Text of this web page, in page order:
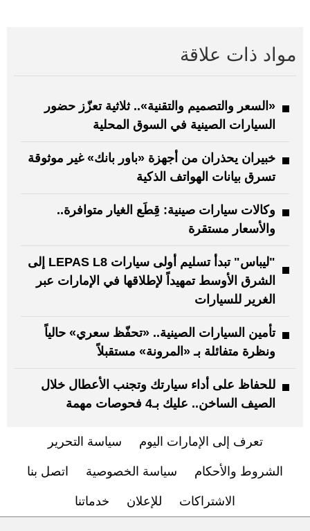
مواد ذات علاقة
«السعر والتصميم والتقنية».. ثلاثية تعزّز حضور
السيارات الصينية في السوق المحلية
خبيران يحذران من أجهزة «باور بانك» غير موثوقة
تسرق بيانات الهواتف الذكية
وكالات سيارات صينية: قِطَع الغيار متوافرة..
والأسعار مستقرة
"ليباس" تبدأ تسليم أولى سيارات LEPAS L8 إلى
الشرق الأوسط تمهيداً لإطلاقها في الإمارات عبر
الغرير للسيارات
تأمين السيارات الصينية.. «تحفّظ سعري» حالياً
ونظرة متفائلة بـ «المرونة» مستقبلاً
للحفاظ على أداء سيارتك وتجنب الأعطال خلال
الصيف الساخن.. عليك بـ4 فحوصات مهمة
تعرف إلى الإمارات اليوم سياسة التحرير
الشروط والأحكام سياسة الخصوصية اتصل بنا
الاشتراكات للإعلان خدماتنا